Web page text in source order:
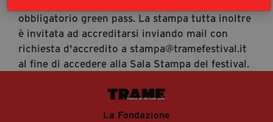
obbligatorio green pass. La stampa tutta inoltre
è invitata ad accreditarsi inviando mail con
richiesta d'accredito a stampa@tramefestival.it
al fine di accedere alla Sala Stampa del festival.
La Fondazione